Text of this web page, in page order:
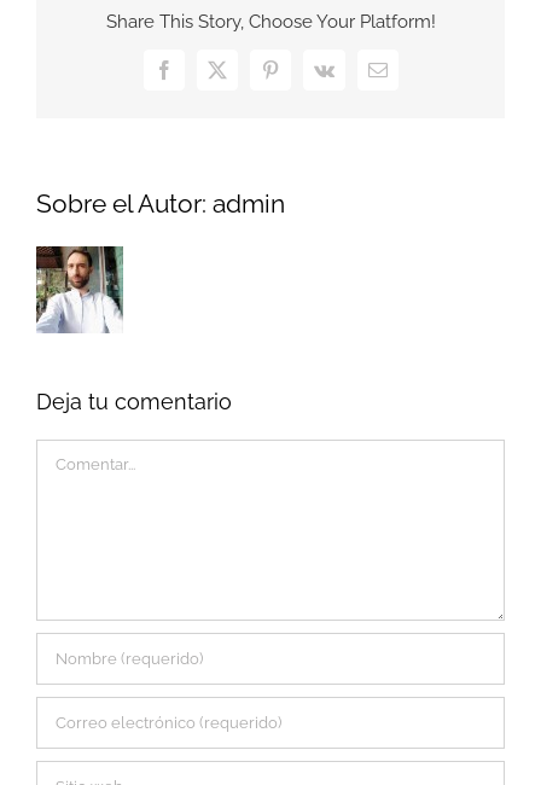
Share This Story, Choose Your Platform!
Facebook
X Pinterest
Vk
Correo
Sobre el Autor: admin
Deja tu comentario